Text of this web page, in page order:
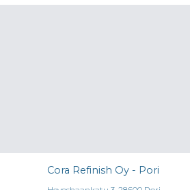
Cora Refinish Oy - Pori